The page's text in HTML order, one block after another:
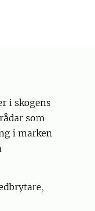
i skogens
som
i marken